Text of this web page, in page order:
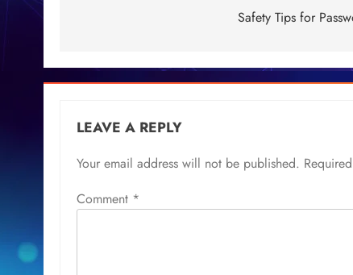
Safety Tips for
LEAVE A REPLY
Your email address will not be published.
Comment *